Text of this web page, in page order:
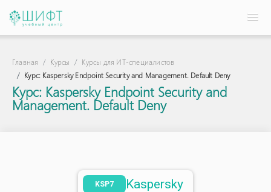
Главная Курсы
Курсы для ИТ-специалистов
Курс: Kaspersky Endpoint Security and Management. Default Deny
Курс: Kaspersky Endpoint Security and
Management. Default Deny
KSP7 Kaspersky